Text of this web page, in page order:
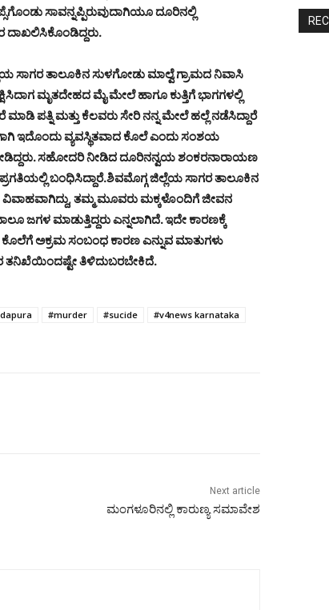
ಸಾವನ್ನಪ್ಪಿರುವುದಾಗಿಯೂ ದೂರಿನಲ್ಲಿ
ಸಾಗರ ತಾಲೂಕಿನ ಸುಳಗೋಡು ಮಾಲ್ವೆ ಗ್ರಾಮದ ನಿವಾಸಿ
ಮೃತದೇಹದ ಮೈ ಮೇಲೆ ಹಾಗೂ ಕುತ್ತಿಗೆ ಭಾಗಗಳಲ್ಲಿ
ಪತ್ನಿ ಮತ್ತು ಕೆಲವರು ಸೇರಿ ನನ್ನ ಮೇಲೆ ಹಲ್ಲೆ ನಡೆಸಿದ್ದಾರೆ
ಇದೊಂದು ವ್ಯವಸ್ಥಿತವಾದ ಕೊಲೆ ಎಂದು ಸಂಶಯ
ಸಹೋದರಿ ನೀಡಿದ ದೂರಿನನ್ವಯ ಶಂಕರನಾರಾಯಣ
ಬಂಧಿಸಿದ್ದಾರೆ.ಶಿವಮೊಗ್ಗ ಜಿಲ್ಲೆಯ ಸಾಗರ ತಾಲೂಕಿನ
ತಮ್ಮ ಮೂವರು ಮಕ್ಕಳೊಂದಿಗೆ ಜೀವನ
ಜಗಳ ಮಾಡುತ್ತಿದ್ದರು ಎನ್ನಲಾಗಿದೆ. ಇದೇ ಕಾರಣಕ್ಕೆ
ಕೊಲೆಗೆ ಅಕ್ರಮ ಸಂಬಂಧ ಕಾರಣ ಎನ್ನುವ ಮಾತುಗಳು
ತನಿಖೆಯಿಂದಷ್ಟೇ ತಿಳಿದುಬರಬೇಕಿದೆ.
#murder #sucide
#v4news karnataka
Next article
ಮಂಗಳೂರಿನಲ್ಲಿ ಕಾರುಣ್ಯ ಸಮಾವೇಶ